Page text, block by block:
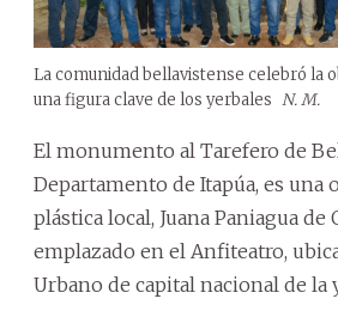
La comunidad bellavistense celebró la
una figura clave de los yerbales N. M.
El monumento al Tarefero de
Departamento de Itapúa, es una
plástica local, Juana Paniagua de
emplazado en el Anfiteatro,
Urbano de capital nacional de la